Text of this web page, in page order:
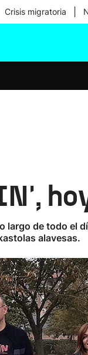
Crisis migratoria
largo de todo el
alavesas.